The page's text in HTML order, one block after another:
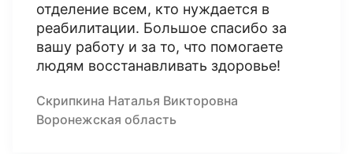
отделение всем, кто нуждается в
реабилитации. Большое спасибо за
вашу работу и за то, что помогаете
людям восстанавливать здоровье!
Скрипкина Наталья Викторовна
Воронежская область